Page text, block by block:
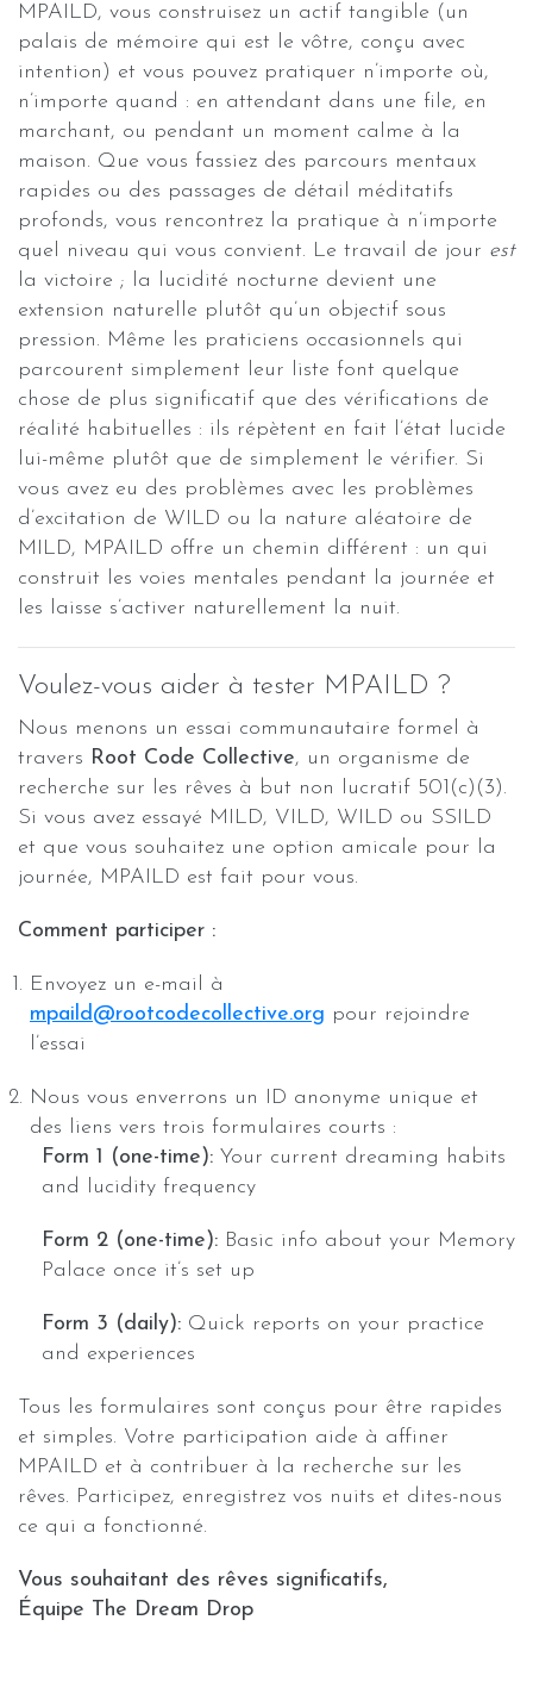
MPAILD, vous construisez un actif tangible (un
palais de mémoire qui est le vôtre, conçu avec
intention) et vous pouvez pratiquer n’importe où,
n’importe quand : en attendant dans une file, en
marchant, ou pendant un moment calme à la
maison. Que vous fassiez des parcours mentaux
rapides ou des passages de détail méditatifs
profonds, vous rencontrez la pratique à n’importe
quel niveau qui vous convient. Le travail de jour est
la victoire ; la lucidité nocturne devient une
extension naturelle plutôt qu’un objectif sous
pression. Même les praticiens occasionnels qui
parcourent simplement leur liste font quelque
chose de plus significatif que des vérifications de
réalité habituelles : ils répètent en fait l’état lucide
lui-même plutôt que de simplement le vérifier. Si
vous avez eu des problèmes avec les problèmes
d’excitation de WILD ou la nature aléatoire de
MILD, MPAILD offre un chemin différent : un qui
construit les voies mentales pendant la journée et
les laisse s’activer naturellement la nuit.
Voulez-vous aider à tester MPAILD ?
Nous menons un essai communautaire formel à
travers Root Code Collective, un organisme de
recherche sur les rêves à but non lucratif 501(c)(3).
Si vous avez essayé MILD, VILD, WILD ou SSILD
et que vous souhaitez une option amicale pour la
journée, MPAILD est fait pour vous.
Comment participer :
Envoyez un e-mail à
mpaild@rootcodecollective.org pour rejoindre
l’essai
Nous vous enverrons un ID anonyme unique et
des liens vers trois formulaires courts :
Form 1 (one-time): Your current dreaming habits
and lucidity frequency
Form 2 (one-time): Basic info about your Memory
Palace once it’s set up
Form 3 (daily): Quick reports on your practice
and experiences
Tous les formulaires sont conçus pour être rapides
et simples. Votre participation aide à affiner
MPAILD et à contribuer à la recherche sur les
rêves. Participez, enregistrez vos nuits et dites-nous
ce qui a fonctionné.
Vous souhaitant des rêves significatifs,
Équipe The Dream Drop